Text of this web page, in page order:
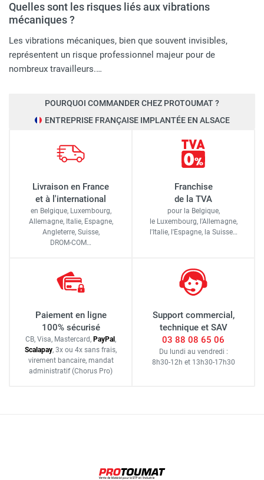
Quelles sont les risques liés aux vibrations
mécaniques ?
Les vibrations mécaniques, bien que souvent invisibles,
représentent un risque professionnel majeur pour de
nombreux travailleurs.…
POURQUOI COMMANDER CHEZ PROTOUMAT ?
ENTREPRISE FRANÇAISE IMPLANTÉE EN ALSACE
Livraison en France
et à l'international
en Belgique, Luxembourg,
Allemagne, Italie, Espagne,
Angleterre, Suisse,
DROM-COM…
Franchise
de la TVA
pour la Belgique,
le Luxembourg, l'Allemagne,
l'Italie, l'Espagne, la Suisse…
Paiement en ligne
100% sécurisé
CB, Visa, Mastercard, PayPal,
Scalapay, 3x ou 4x sans frais,
virement bancaire, mandat
administratif (Chorus Pro)
Support commercial,
technique et SAV
03 88 08 65 06
Du lundi au vendredi :
8h30-12h et 13h30-17h30